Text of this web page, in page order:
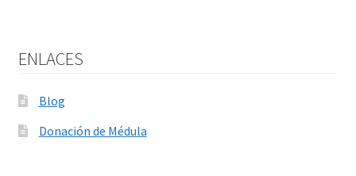
ENLACES
Blog
Donación de Médula